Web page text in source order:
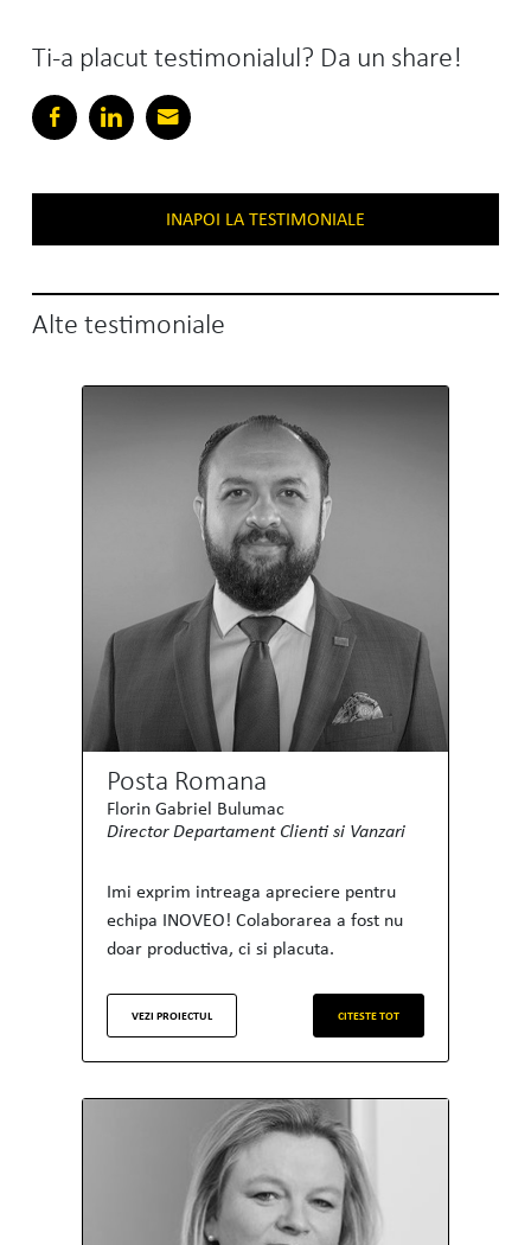
Ti-a placut testimonialul? Da un share!
INAPOI LA TESTIMONIALE
Alte testimoniale
Posta Romana
Florin Gabriel Bulumac
Director Departament Clienti si Vanzari
Imi exprim intreaga apreciere pentru
echipa INOVEO! Colaborarea a fost nu
doar productiva, ci si placuta.
VEZI PROIECTUL CITESTE TOT